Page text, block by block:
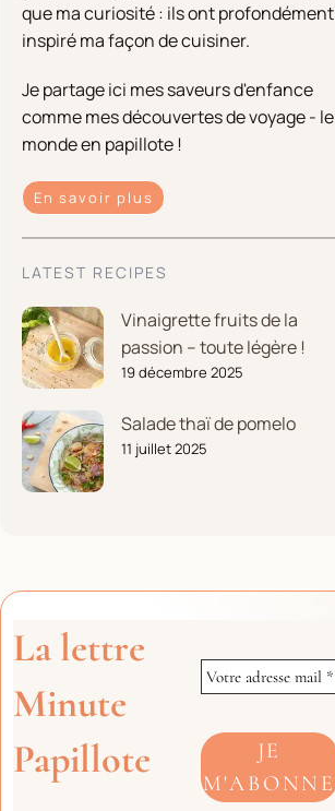
que ma curiosité : ils ont profondément
inspiré ma façon de cuisiner.
Je partage ici mes saveurs d'enfance
comme mes découvertes de voyage - le
monde en papillote !
En savoir plus
LATEST RECIPES
Vinaigrette fruits de la
passion – toute légère !
19 décembre 2025
Salade thaï de pomelo
11 juillet 2025
La lettre
Minute
Papillote